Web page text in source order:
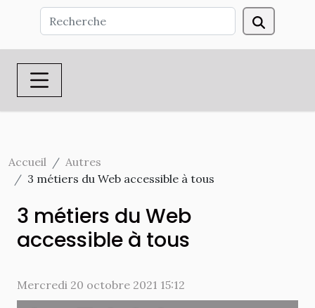
Accueil
Autres
3 métiers du Web accessible à tous
3 métiers du Web
accessible à tous
Mercredi 20 octobre 2021 15:12